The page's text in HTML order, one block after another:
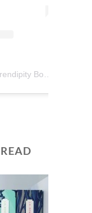
A post shared by Marjolein || Serendipity Books (@serendipity_books)